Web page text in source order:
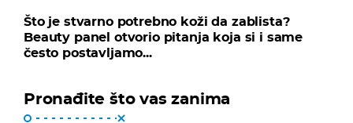
Što je stvarno potrebno koži da zablista?
Beauty panel otvorio pitanja koja si i same
često postavljamo...
Pronađite što vas zanima